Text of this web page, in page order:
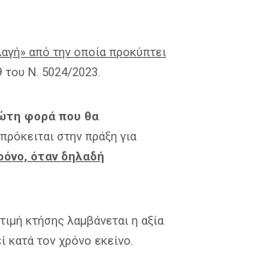
από την οποία προκύπτει
Ν. 5024/2023.
φορά που θα
στην πράξη για
όταν δηλαδή
κτήσης λαμβάνεται η αξία
κατά τον χρόνο εκείνο.